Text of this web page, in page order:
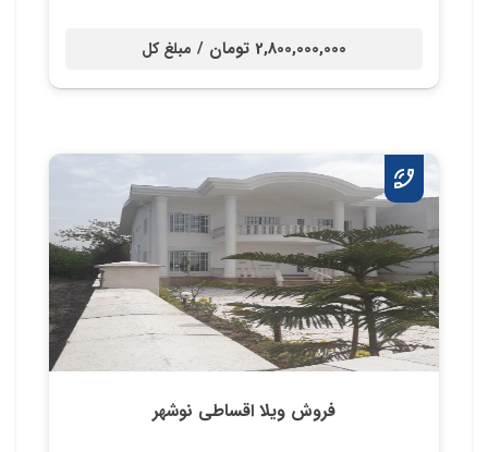
2,800,000,000 تومان / مبلغ کل
فروش ویلا اقساطی نوشهر